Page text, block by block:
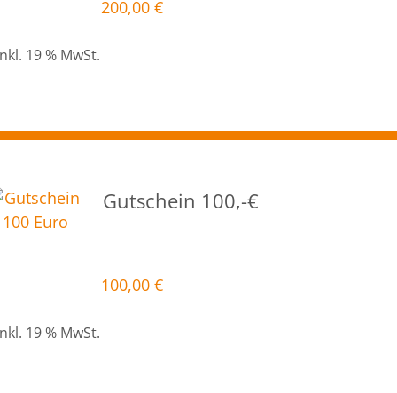
200,00€
19 % MwSt.
Gutschein 100,-€
100,00€
19 % MwSt.